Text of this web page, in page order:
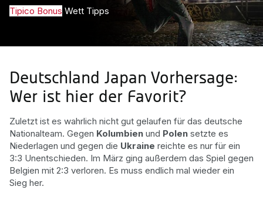
Tipico Bonus Wett Tipps
Deutschland Japan Vorhersage:
Wer ist hier der Favorit?
Zuletzt ist es wahrlich nicht gut gelaufen für das deutsche
Nationalteam. Gegen Kolumbien und Polen setzte es
Niederlagen und gegen die Ukraine reichte es nur für ein
3:3 Unentschieden. Im März ging außerdem das Spiel gegen
Belgien mit 2:3 verloren. Es muss endlich mal wieder ein
Sieg her.